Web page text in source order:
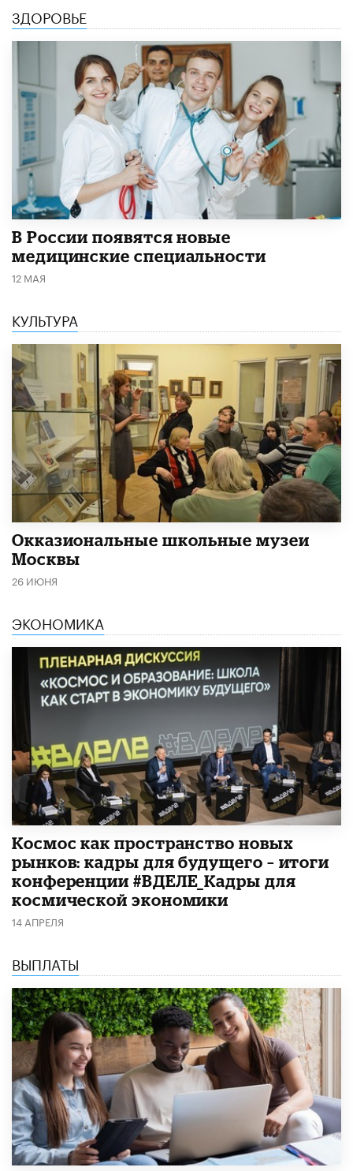
ЗДОРОВЬЕ
В России появятся новые
медицинские специальности
12 МАЯ
КУЛЬТУРА
​Окказиональные школьные музеи
Москвы
26 ИЮНЯ
ЭКОНОМИКА
Космос как пространство новых
рынков: кадры для будущего – итоги
конференции #ВДЕЛЕ_Кадры для
космической экономики
14 АПРЕЛЯ
ВЫПЛАТЫ